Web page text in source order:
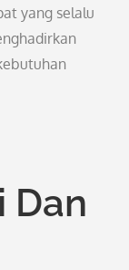
yang selalu
Dan